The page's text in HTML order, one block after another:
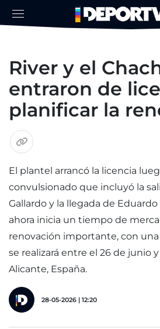
River y el
entraron de
planificar la
El plantel arrancó la licencia
convulsionado que incluyó la
Gallardo y la llegada de
ahora inicia un tiempo de
renovación importante, con
se realizará entre el 26 de junio
Alicante, España.
28-05-2026 | 12:20